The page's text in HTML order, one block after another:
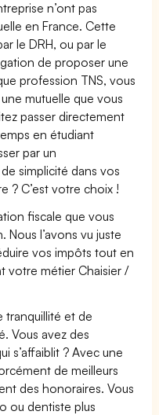
n’ont pas
en France. Cette
le DRH, ou par le
de proposer une
profession TNS, vous
mutuelle que vous
passer directement
en étudiant
par un
simplicité dans vos
? C’est votre choix !
fiscale que vous
l’avons vu juste
vos impôts tout en
votre métier Chaisier /
tranquillité et de
Vous avez des
s’affaiblit ? Avec une
de meilleurs
des honoraires. Vous
ou dentiste plus